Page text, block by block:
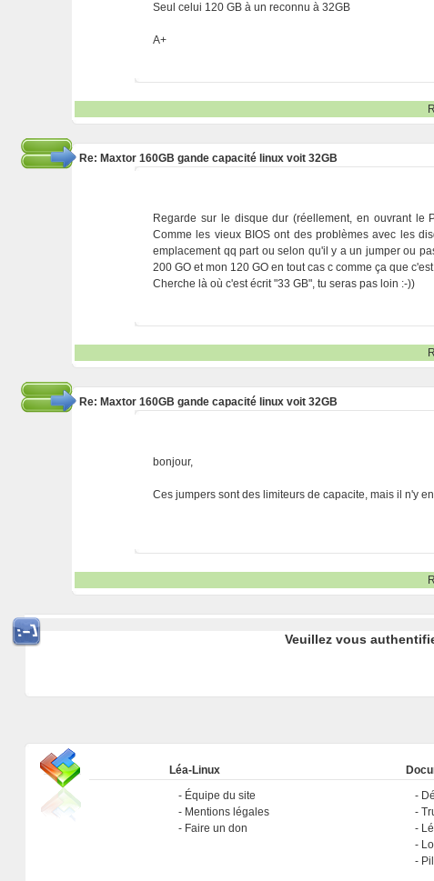
Seul celui 120 GB à un reconnu à 32GB
A+
Re: Maxtor 160GB gande capacité linux voit 32GB
Regarde sur le disque dur (réellement, en ouvrant
Comme les vieux BIOS ont des problèmes avec les
emplacement qq part ou selon qu'il y a un jumper ou
200 GO et mon 120 GO en tout cas c comme ça que
Cherche là où c'est écrit "33 GB", tu seras pas loin :-))
Re: Maxtor 160GB gande capacité linux voit 32GB
bonjour,
Ces jumpers sont des limiteurs de capacite, mais il n'y
Veuillez vous
Léa-Linux
Équipe du site
Mentions légales
Faire un don